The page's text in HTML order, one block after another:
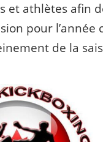
et athlètes afin
pour l’année
de la